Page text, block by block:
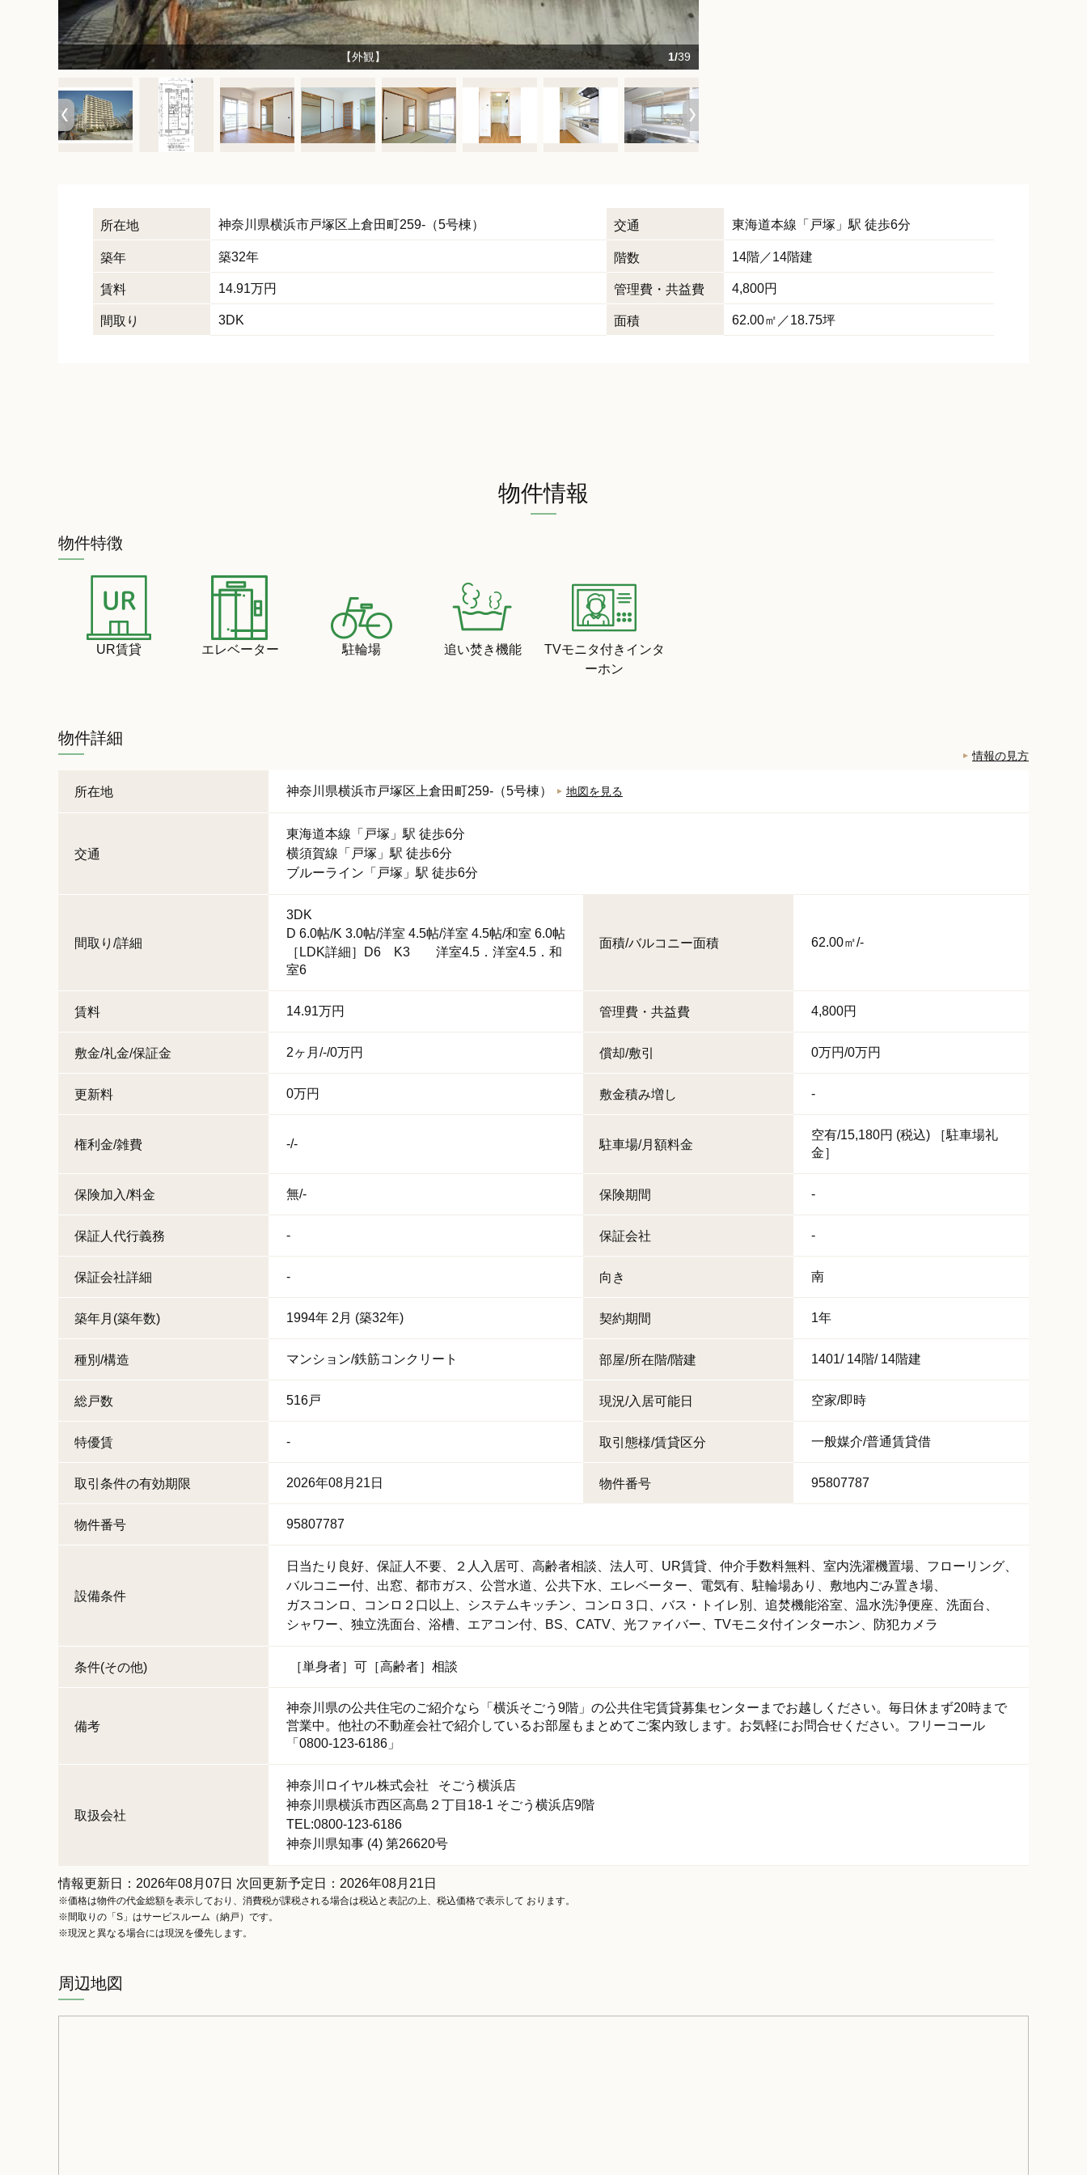
【外観】 1/39
所在地 神奈川県横浜市戸塚区 上倉田町259-（5号棟） 交通 東海道本線「 戸塚 」駅 徒歩6分
築年 築32年 階数 14階／14階建
賃料 14.91万円 管理費・共益費 4,800円
間取り 3DK 面積 62.00㎡／18.75坪
物件情報
物件特徴
UR賃貸 エレベーター 駐輪場 追い焚き機能
TVモニタ付きインタ
ーホン
物件詳細
情報の見方
所在地 神奈川県横浜市戸塚区 上倉田町259-（5号棟） 地図を見る
交通
東海道本線 「 戸塚 」駅 徒歩6分
横須賀線 「 戸塚 」駅 徒歩6分
ブルーライン 「 戸塚 」駅 徒歩6分
間取り/詳細
3DK
D 6.0帖/K 3.0帖/洋室 4.5帖/洋室 4.5帖/和室 6.0帖
［LDK詳細］D6 K3 洋室4.5．洋室4.5．和
室6
面積/バルコニー面積 62.00㎡/-
賃料 14.91万円 管理費・共益費 4,800円
敷金/礼金/保証金 2ヶ月/-/0万円 償却/敷引 0万円/0万円
更新料 0万円 敷金積み増し -
権利金/雑費 -/- 駐車場/月額料金
空有/15,180円 (税込) ［駐車場礼
金］
保険加入/料金 無/- 保険期間 -
保証人代行義務 - 保証会社 -
保証会社詳細 - 向き 南
築年月(築年数) 1994年 2月 (築32年) 契約期間 1年
種別/構造 マンション/鉄筋コンクリート 部屋/所在階/階建 1401/ 14階/ 14階建
総戸数 516戸 現況/入居可能日 空家/即時
特優賃 - 取引態様/賃貸区分 一般媒介/普通賃貸借
取引条件の有効期限 2026年08月21日 物件番号 95807787
物件番号 95807787
設備条件
日当たり良好 保証人不要 ２人入居可 高齢者相談 法人可 UR賃貸 仲介手数料無料 室内洗濯機置場
フローリング
バルコニー付
出窓 都市ガス 公営水道 公共下水 エレベーター 電気有 駐輪場あり
敷地内ごみ置き場
ガスコンロ
コンロ２口以上 システムキッチン コンロ３口 バス・トイレ別 追焚機能浴室 温水洗浄便座
洗面台
シャワー
独立洗面台 浴槽 エアコン付 BS CATV 光ファイバー TVモニタ付インターホン 防犯カメラ
条件(その他) ［単身者］可［高齢者］相談
備考
神奈川県の公共住宅のご紹介なら「横浜そごう9階」の公共住宅賃貸募集センターまでお越しください。毎日休まず20時まで
営業中。他社の不動産会社で紹介しているお部屋もまとめてご案内致します。お気軽にお問合せください。フリーコール
「0800-123-6186」
取扱会社
神奈川ロイヤル株式会社 そごう横浜店
神奈川県横浜市西区高島２丁目18-1 そごう横浜店9階
TEL:0800-123-6186
神奈川県知事 (4) 第26620号
情報更新日：2026年08月07日 次回更新予定日：2026年08月21日
※価格は物件の代金総額を表示しており、消費税が課税される場合は税込と表記の上、税込価格で表示して おります。
※間取りの「S」はサービスルーム（納戸）です。
※現況と異なる場合には現況を優先します。
周辺地図